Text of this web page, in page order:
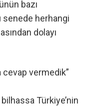
bazı
herhangi
dolayı
cevap vermedik”
Türkiye’nin